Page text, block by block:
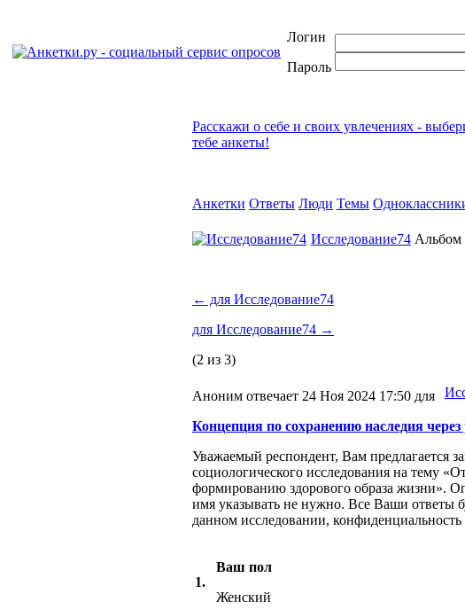
Логин
Пароль
Расскажи о себе и своих увлечениях -
тебе анкеты!
Анкетки Ответы Люди Темы
Исследование74 Альбом
← для Исследование74
для Исследование74 →
(2 из 3)
Аноним отвечает 24 Ноя 2024 17:50 для
Концепция по сохранению наследия через
Уважаемый респондент, Вам предлагается
социологического исследования на тему
формированию здорового образа жизни».
имя указывать не нужно. Все Ваши ответы
данном исследовании, конфиденциальность
1.
Ваш пол
Женский